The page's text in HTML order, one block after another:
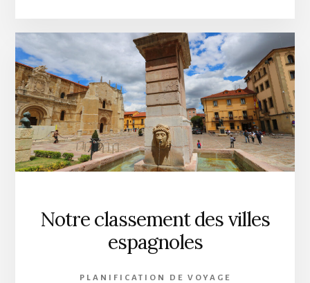
Notre classement des villes
espagnoles
PLANIFICATION DE VOYAGE